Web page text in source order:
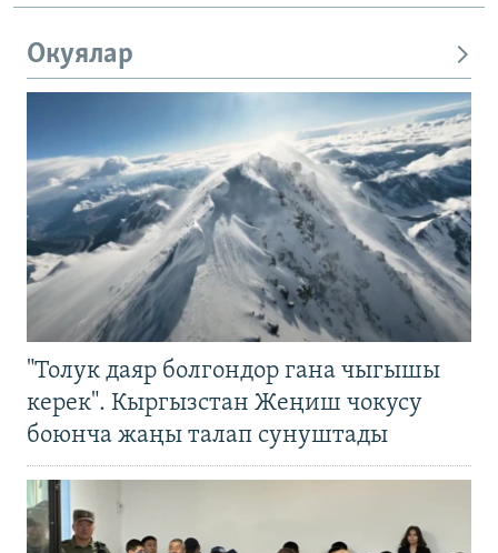
Окуялар
"Толук даяр болгондор гана чыгышы
керек". Кыргызстан Жеңиш чокусу
боюнча жаңы талап сунуштады